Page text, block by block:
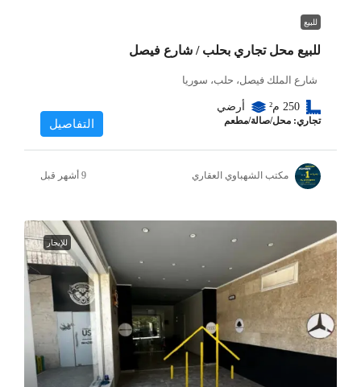
للبيع
للبيع محل تجاري بحلب / شارع فيصل
شارع الملك فيصل، حلب، سوريا
250 م² أرضي
تجاري: محل/صالة/مطعم التفاصيل
مكتب الشهباوي العقاري
للإيجار